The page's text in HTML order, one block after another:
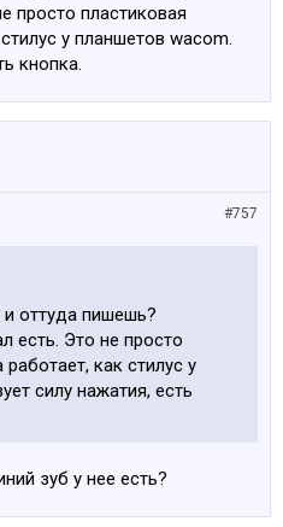
просто пластиковая
у планшетов wacom.
кнопка.
#757
и оттуда пишешь?
есть. Это не просто
как стилус у
силу нажатия, есть
зуб у нее есть?